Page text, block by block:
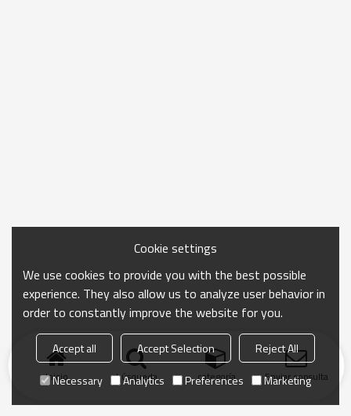
Inicio búsqueda categoría Enviar consulta
Cookie settings
We use cookies to provide you with the best possible
experience. They also allow us to analyze user behavior in
order to constantly improve the website for you.
Accept all Accept Selection
Reject All
Necessary
Analytics Preferences Marketing